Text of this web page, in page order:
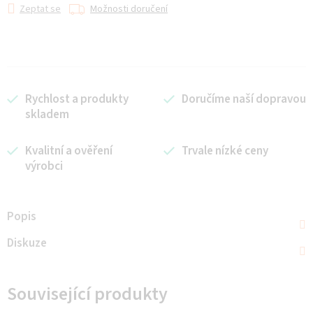
Zeptat se Možnosti doručení
Rychlost a produkty
skladem
Doručíme naší dopravou
Kvalitní a ověření
výrobci
Trvale nízké ceny
Popis
Diskuze
Související produkty